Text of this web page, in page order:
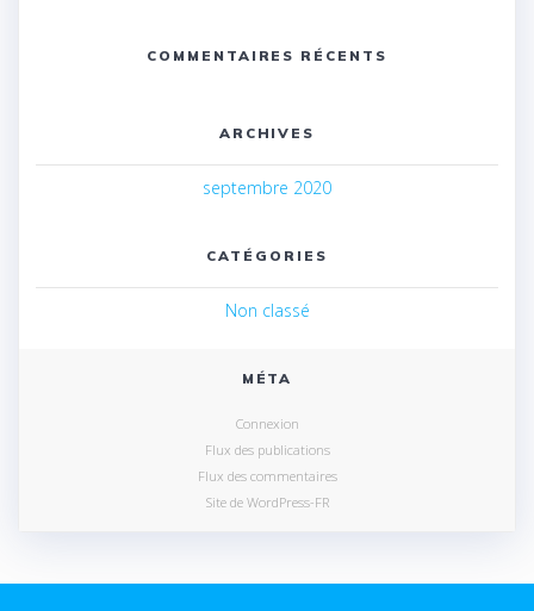
COMMENTAIRES RÉCENTS
ARCHIVES
septembre 2020
CATÉGORIES
Non classé
MÉTA
Connexion
Flux des publications
Flux des commentaires
Site de WordPress-FR